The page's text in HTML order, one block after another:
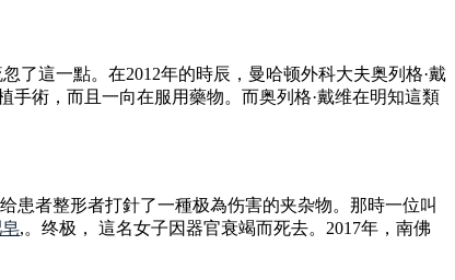
了這一點。在2012年的時辰，曼哈顿外科大夫奥列格·戴
術，而且一向在服用藥物。而奥列格·戴维在明知這類
患者整形者打針了一種极為伤害的夹杂物。那時一位叫
,。终极， 這名女子因器官衰竭而死去。2017年，南佛